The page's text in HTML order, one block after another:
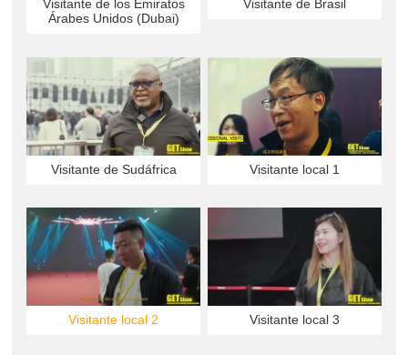
Visitante de los Emiratos
Árabes Unidos (Dubai)
Visitante de Brasil
Visitante de Sudáfrica Visitante local 1
Visitante local 2 Visitante local 3